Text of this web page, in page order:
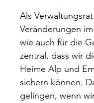
Als
Veränderungen
wie auch für die
zentral, dass wir
Heime Alp und
sichern können.
gelingen, wenn